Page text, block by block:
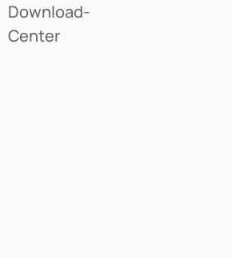
Download-
Center